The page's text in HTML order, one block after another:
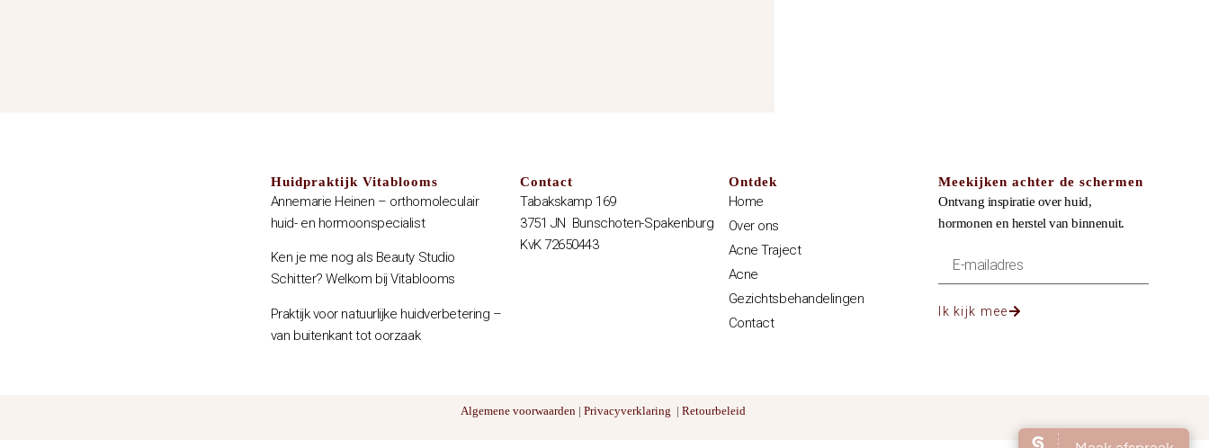
Huidpraktijk Vitablooms
Annemarie Heinen – orthomoleculair
huid- en hormoonspecialist
Ken je me nog als Beauty Studio
Schitter? Welkom bij Vitablooms
Praktijk voor natuurlijke huidverbetering –
van buitenkant tot oorzaak
Contact
Tabakskamp 169
3751 JN Bunschoten-Spakenburg
KvK 72650443
Ontdek
Home
Over ons
Acne Traject
Acne
Gezichtsbehandelingen
Contact
Meekijken achter de schermen
Ontvang inspiratie over huid,
hormonen en herstel van binnenuit.
Ik kijk mee
Algemene voorwaarden | Privacyverklaring | Retourbeleid